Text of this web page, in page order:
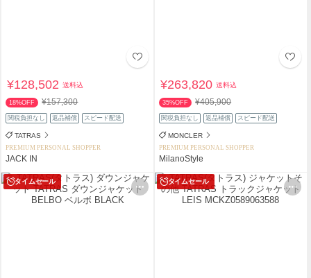
¥128,502送料込
18%OFF ¥157,300
関税負担なし 返品補償 スピード配送
TATRAS
PREMIUM PERSONAL SHOPPER
JACK IN
¥263,820送料込
35%OFF ¥405,900
関税負担なし 返品補償 スピード配送
MONCLER
PREMIUM PERSONAL SHOPPER
MilanoStyle
タイムセール タイムセール